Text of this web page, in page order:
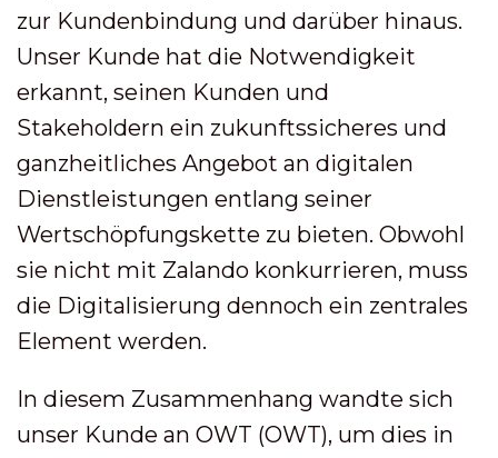
zur Kundenbindung und darüber hinaus.
Unser Kunde hat die Notwendigkeit
erkannt, seinen Kunden und
Stakeholdern ein zukunftssicheres und
ganzheitliches Angebot an digitalen
Dienstleistungen entlang seiner
Wertschöpfungskette zu bieten. Obwohl
sie nicht mit Zalando konkurrieren, muss
die Digitalisierung dennoch ein zentrales
Element werden.
In diesem Zusammenhang wandte sich
unser Kunde an OWT (OWT), um dies in